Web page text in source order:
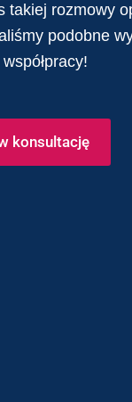
takiej rozmowy
podobne
konsultację